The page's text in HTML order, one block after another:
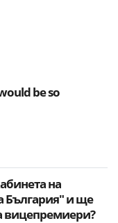
be so
на
България" и ще
вицепремиери?